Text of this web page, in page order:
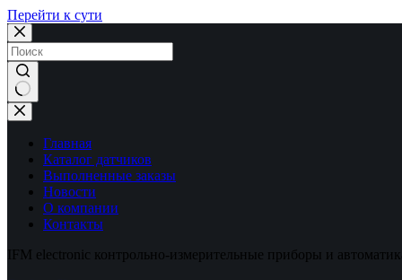
Перейти к сути
Ничего
не
найденоГлавная
Каталог датчиков
Выполненные заказы
Новости
О компании
Контакты
IFM electronic контрольно-измерительные приборы и